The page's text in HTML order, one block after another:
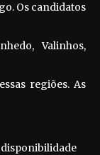
Os candidatos
Valinhos,
regiões. As
disponibilidade